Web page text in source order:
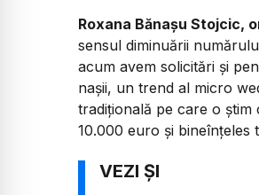
Roxana Bănașu Stojcic,
sensul diminuării
acum avem solicitări și
nașii, un trend al micro
tradițională pe care o
10.000 euro și bineînțeles